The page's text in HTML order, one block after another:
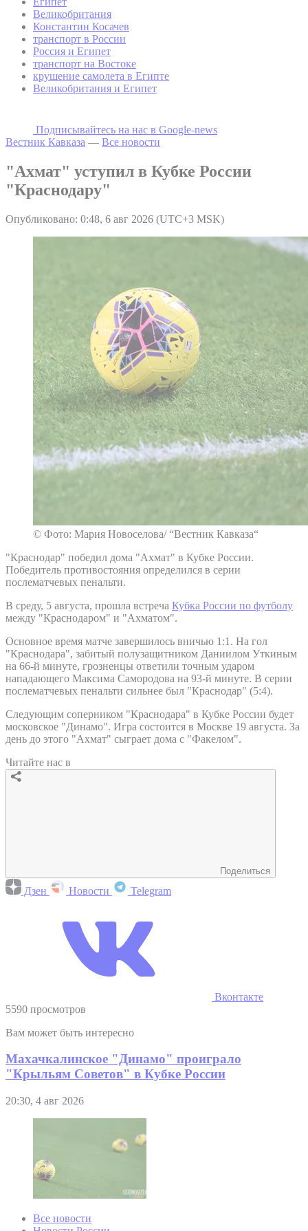
Великобритания
Константин Косачев
транспорт в России
Россия и Египет
транспорт на Востоке
крушение самолета в Египте
Великобритания и Египет
Подписывайтесь на наc в Google-news
Вестник Кавказа — Все новости
"Ахмат" уступил в Кубке России
"Краснодару"
Опубликовано: 0:48, 6 авг 2026 (UTC+3 MSK)
© Фото: Мария Новоселова/ “Вестник Кавказа“
"Краснодар" победил дома "Ахмат" в Кубке России.
Победитель противостояния определился в серии
послематчевых пенальти.
В среду, 5 августа, прошла встреча Кубка России по футболу
между "Краснодаром" и "Ахматом".
Основное время матче завершилось вничью 1:1. На гол
"Краснодара", забитый полузащитником Даниилом Уткиным
на 66-й минуте, грозненцы ответили точным ударом
нападающего Максима Самородова на 93-й минуте. В серии
послематчевых пенальти сильнее был "Краснодар" (5:4).
Следующим соперником "Краснодара" в Кубке России будет
московское "Динамо". Игра состоится в Москве 19 августа. За
день до этого "Ахмат" сыграет дома с "Факелом".
Читайте нас в
Поделиться
Дзен Новости Telegram
Вконтакте
5590 просмотров
Вам может быть интересно
Махачкалинское "Динамо" проиграло
"Крыльям Советов" в Кубке России
20:30, 4 авг 2026
Все новости